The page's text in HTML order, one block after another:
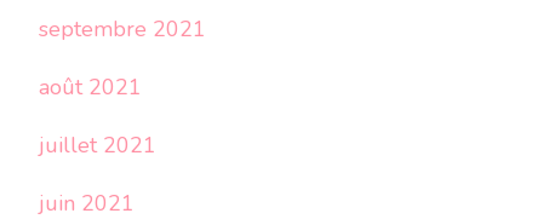
septembre 2021
août 2021
juillet 2021
juin 2021